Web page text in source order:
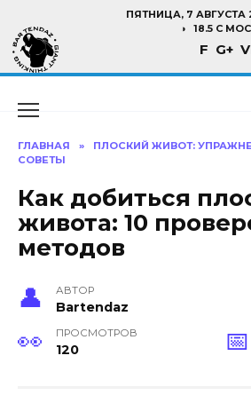
содержанию
ПЯТНИЦА, 7 АВГУСТА
18.5 C
F G+
ГЛАВНАЯ »
ПЛОСКИЙ ЖИВОТ:
СОВЕТЫ
Как добиться
живота: 10
методов
АВТОР
Bartendaz
ПРОСМОТРОВ
120